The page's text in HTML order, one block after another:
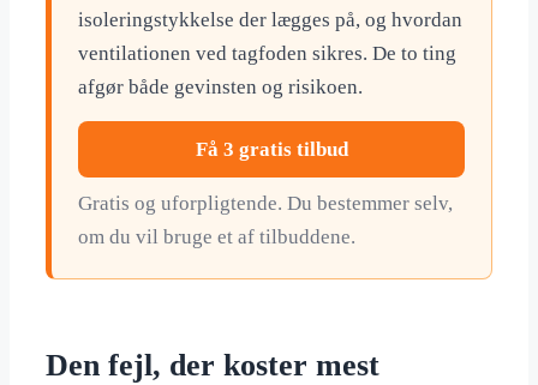
isoleringstykkelse der lægges på, og hvordan
ventilationen ved tagfoden sikres. De to ting
afgør både gevinsten og risikoen.
Få 3 gratis tilbud
Gratis og uforpligtende. Du bestemmer selv,
om du vil bruge et af tilbuddene.
Den fejl, der koster mest